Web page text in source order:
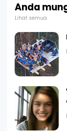
Anda
Lihat semua